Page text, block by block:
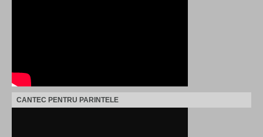
CANTEC PENTRU PARINTELE